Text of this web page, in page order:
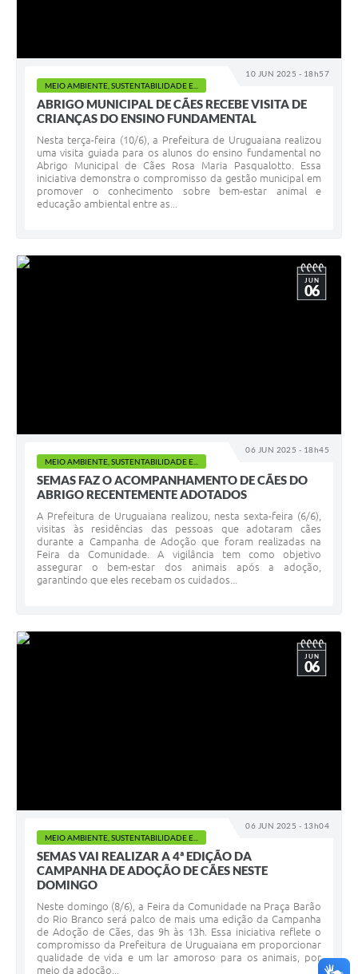
10 JUN 2025 - 18h57
MEIO AMBIENTE, SUSTENTABILIDADE E...
ABRIGO MUNICIPAL DE CÃES RECEBE VISITA DE
CRIANÇAS DO ENSINO FUNDAMENTAL
Nesta terça-feira (10/6), a Prefeitura de Uruguaiana realizou
uma visita guiada para os alunos do ensino fundamental no
Abrigo Municipal de Cães Rosa Maria Pasqualotto. Essa
iniciativa demonstra o compromisso da gestão municipal em
promover o conhecimento sobre bem-estar animal e
educação ambiental entre as...
06 JUN 2025 - 18h45
JUN
06
MEIO AMBIENTE, SUSTENTABILIDADE E...
SEMAS FAZ O ACOMPANHAMENTO DE CÃES DO
ABRIGO RECENTEMENTE ADOTADOS
A Prefeitura de Uruguaiana realizou, nesta sexta-feira (6/6),
visitas às residências das pessoas que adotaram cães
durante a Campanha de Adoção que foram realizadas na
Feira da Comunidade. A vigilância tem como objetivo
assegurar o bem-estar dos animais após a adoção,
garantindo que eles recebam os cuidados...
06 JUN 2025 - 13h04
JUN
06
MEIO AMBIENTE, SUSTENTABILIDADE E...
SEMAS VAI REALIZAR A 4ª EDIÇÃO DA
CAMPANHA DE ADOÇÃO DE CÃES NESTE
DOMINGO
Neste domingo (8/6), a Feira da Comunidade na Praça Barão
do Rio Branco será palco de mais uma edição da Campanha
de Adoção de Cães, das 9h às 13h. Essa iniciativa reflete o
compromisso da Prefeitura de Uruguaiana em proporcionar
qualidade de vida e um lar amoroso para os animais, por
meio da adoção...